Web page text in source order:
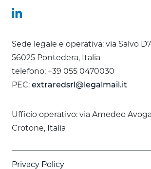
Sede legale e operativa: via Salvo
56025 Pontedera, Italia
telefono: +39 055 0470030
PEC: extraredsrl@legalmail.it
Ufficio operativo: via Amedeo
Crotone, Italia
Privacy Policy